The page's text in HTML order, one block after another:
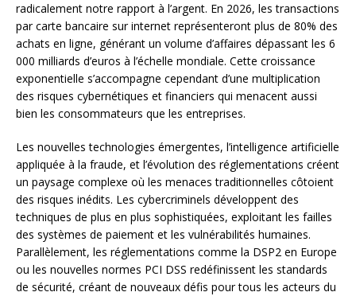
radicalement notre rapport à l’argent. En 2026, les transactions
par carte bancaire sur internet représenteront plus de 80% des
achats en ligne, générant un volume d’affaires dépassant les 6
000 milliards d’euros à l’échelle mondiale. Cette croissance
exponentielle s’accompagne cependant d’une multiplication
des risques cybernétiques et financiers qui menacent aussi
bien les consommateurs que les entreprises.
Les nouvelles technologies émergentes, l’intelligence artificielle
appliquée à la fraude, et l’évolution des réglementations créent
un paysage complexe où les menaces traditionnelles côtoient
des risques inédits. Les cybercriminels développent des
techniques de plus en plus sophistiquées, exploitant les failles
des systèmes de paiement et les vulnérabilités humaines.
Parallèlement, les réglementations comme la DSP2 en Europe
ou les nouvelles normes PCI DSS redéfinissent les standards
de sécurité, créant de nouveaux défis pour tous les acteurs du